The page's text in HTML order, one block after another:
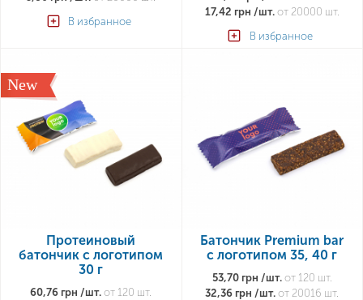
В избранное
17,42 грн /шт.от 20000 шт.
В избранное
New
Протеиновый
батончик с логотипом
30 г
60,76 грн /шт. от 120 шт.
Батончик Premium bar
с логотипом 35, 40 г
53,70 грн /шт.от 120 шт.
32,36 грн /шт. от 20016 шт.